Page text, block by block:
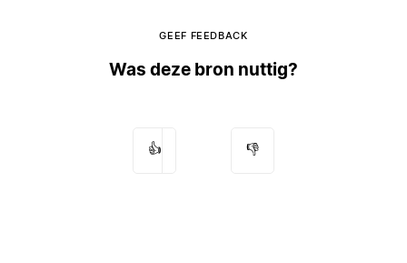
GEEF FEEDBACK
Was deze bron nuttig?
👍 👎